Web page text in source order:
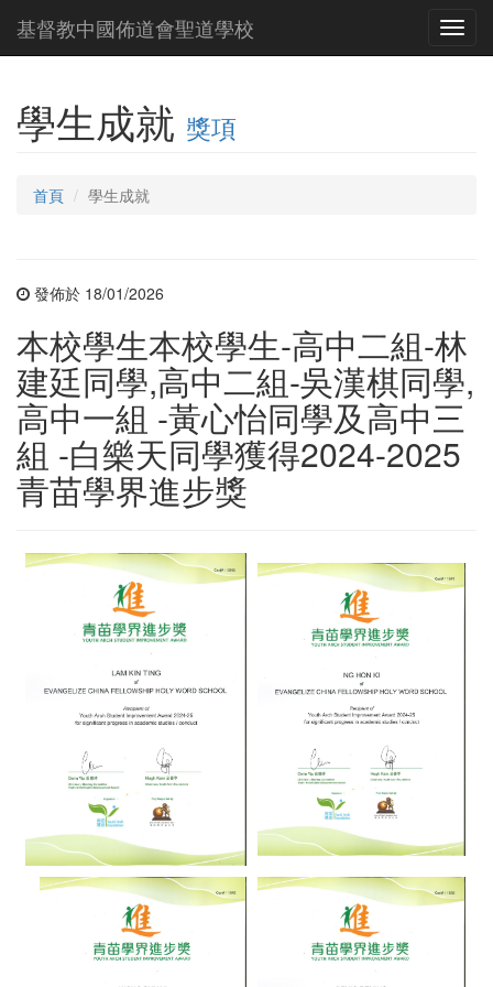
基督教中國佈道會聖道學校
學生成就 獎項
首頁 學生成就
發佈於 18/01/2026
本校學生本校學生-高中二組-林
建廷同學,高中二組-吳漢棋同學,
高中一組 -黃心怡同學及高中三
組 -白樂天同學獲得2024-2025
青苗學界進步獎